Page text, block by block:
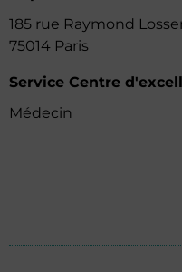
185 rue Raymond
75014 Paris
Service Centre
Médecin